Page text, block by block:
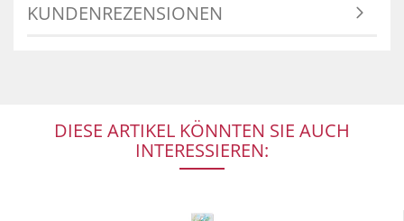
KUNDENREZENSIONEN
DIESE ARTIKEL KÖNNTEN SIE AUCH
INTERESSIEREN: